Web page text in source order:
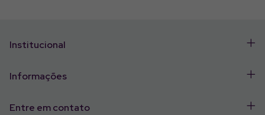
Institucional
Informações
Entre em contato